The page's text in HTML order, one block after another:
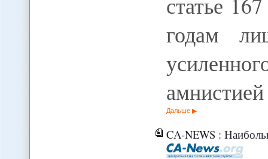
годам
Дальше
CA-NEWS : Наибольшим доверием